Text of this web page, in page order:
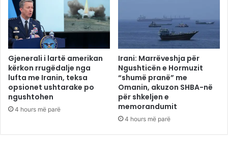
Gjenerali i lartë amerikan
kërkon rrugëdalje nga
lufta me Iranin, teksa
opsionet ushtarake po
ngushtohen
4 hours më parë
Irani: Marrëveshja për
Ngushticën e Hormuzit
“shumë pranë” me
Omanin, akuzon SHBA-në
për shkeljen e
memorandumit
4 hours më parë